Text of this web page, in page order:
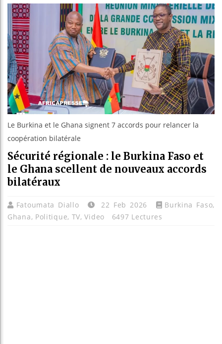
Côte
Ceuta
Le Burkina et le Ghana signent 7 accords pour relancer la
coopération bilatérale
Sécurité régionale : le Burkina Faso et
le Ghana scellent de nouveaux accords
bilatéraux
Fatoumata Diallo 22 Feb 2026 Burkina Faso,
Ghana, Politique, TV,Video 6497 Lectures